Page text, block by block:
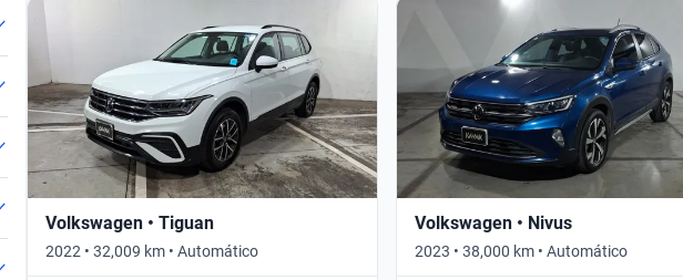
Volkswagen • Tiguan
2022 • 32,009 km • Automático
Volkswagen • Nivus
2023 • 38,000 km • Automático